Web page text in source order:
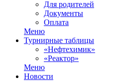
Для родителей
Документы
Оплата
Меню
Турнирные таблицы
«Нефтехимик»
«Реактор»
Меню
Новости